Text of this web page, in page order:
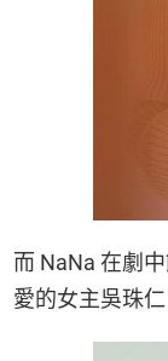
而 NaNa 在劇
愛的女主吳珠仁